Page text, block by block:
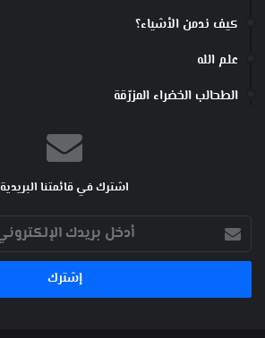
كيف ندمن الأشياء؟
علم الله
الطحالب الخضراء المزرّقة
اشترك في قائمتنا البريدية
أدخل
بريدك
الإلكتروني